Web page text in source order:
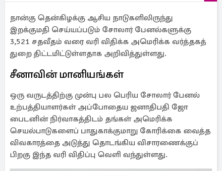
நான்கு தென்கிழக்கு ஆசிய நாடுகளிலிருந்து
இறக்குமதி செய்யப்படும் சோலார் பேனல்களுக்கு
3,521 சதவீதம் வரை வரி விதிக்க அமெரிக்க வர்த்தகத்
துறை திட்டமிட்டுள்ளதாக அறிவித்துள்ளது.
சீனாவின் மானியங்கள்
ஒரு வருடத்திற்கு முன்பு பல பெரிய சோலார் பேனல்
உற்பத்தியாளர்கள் அப்போதைய ஜனாதிபதி ஜோ
பைடனின் நிர்வாகத்திடம் தங்கள் அமெரிக்க
செயல்பாடுகளைப் பாதுகாக்குமாறு கோரிக்கை வைத்த
விவகாரத்தை அடுத்து தொடங்கிய விசாரணைக்குப்
பிறகு இந்த வரி விதிப்பு வெளி வந்துள்ளது.